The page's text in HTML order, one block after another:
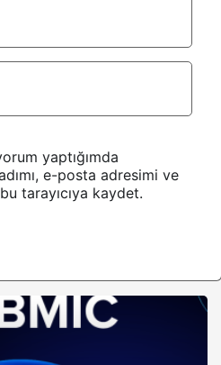
yaptığımda
e-posta adresimi ve
tarayıcıya kaydet.